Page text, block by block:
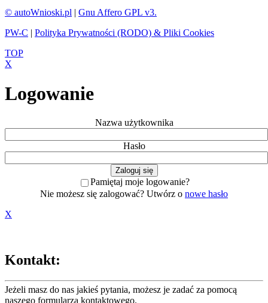
© autoWnioski.pl | Gnu Affero GPL v3.
PW-C | Polityka Prywatności (RODO) & Pliki Cookies
TOP
X
Logowanie
Nazwa użytkownika
Hasło
Pamiętaj moje logowanie?
Nie możesz się zalogować? Utwórz o nowe hasło
X
Kontakt:
Jeżeli masz do nas jakieś pytania, możesz je zadać za pomocą
naszego formularza kontaktowego.